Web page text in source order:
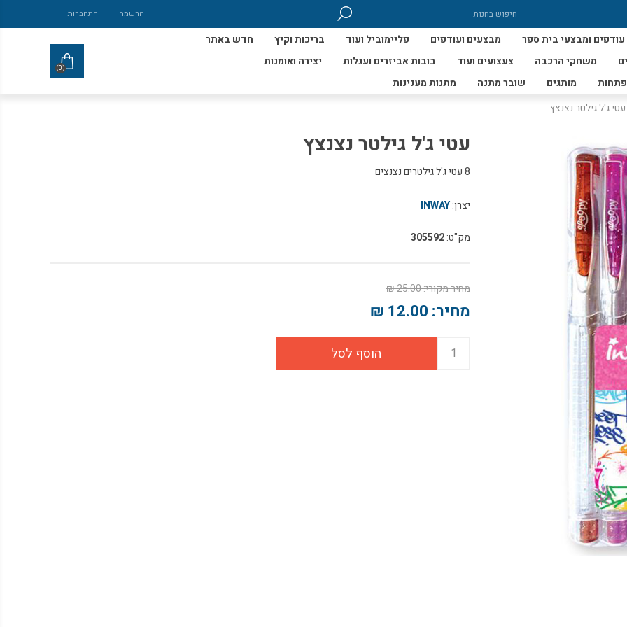
הרשמה התחברות
עודפים ומבצעי בית ספר מבצעים ועודפים פליימוביל ועוד בריכות וקיץ
חדש באתר
משחקי הרכבה צעצועים ועוד בובות אביזרים ועגלות
יצירה ואומנות
מותגים שובר מתנה מתנות מענינות
(0)
עטי ג'ל גילטר נצנצץ
עטי ג'ל גילטר נצנצץ
8 עטי ג'ל גילטרים נצנצים
יצרן:INWAY
מק"ט:305592
מחיר מקורי:25.00 ₪
מחיר: 12.00 ₪